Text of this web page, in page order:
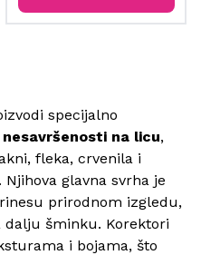
specijalno
na licu,
fleka, crvenila i
glavna svrha je
prirodnom izgledu,
šminku. Korektori
i bojama, što